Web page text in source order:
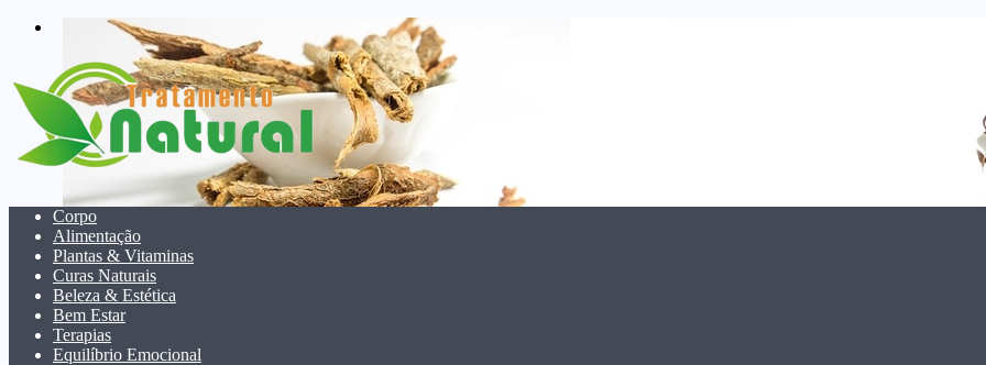
Corpo
Alimentação
Plantas & Vitaminas
Curas Naturais
Beleza & Estética
Bem Estar
Terapias
Equilíbrio Emocional